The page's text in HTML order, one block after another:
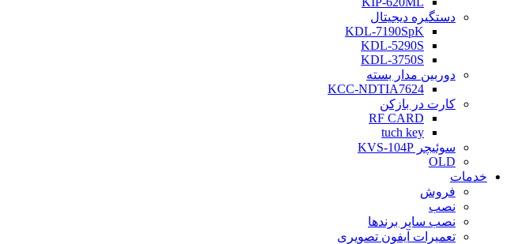
دستگیره دیجیتال
KDL-7190SpK
KDL-5290S
KDL-3750S
دوربین مدار بسته
KCC-NDTIA7624
کارت در بازکن
RF CARD
tuch key
سوئیچر KVS-104P
OLD
خدمات
فروش
نصب
نصب سایر برندها
تعمیرات آیفون تصویری